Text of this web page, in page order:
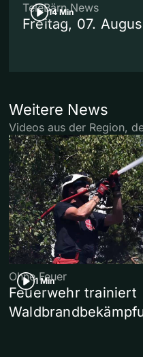
14 Min
TeleBärn News
Freitag, 07.
Weitere News
Videos aus der Region,
1 Min
Ohne Feuer
Feuerwehr trainiert